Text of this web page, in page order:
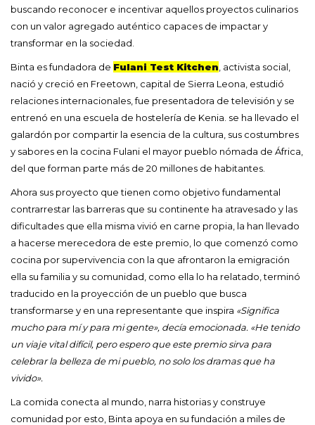
buscando reconocer e incentivar aquellos proyectos culinarios
con un valor agregado auténtico capaces de impactar y
transformar en la sociedad.
Binta es fundadora de Fulani Test Kitchen , activista social,
nació y creció en Freetown, capital de Sierra Leona, estudió
relaciones internacionales, fue presentadora de televisión y se
entrenó en una escuela de hostelería de Kenia. se ha llevado el
galardón por compartir la esencia de la cultura, sus costumbres
y sabores en la cocina Fulani el mayor pueblo nómada de África,
del que forman parte más de 20 millones de habitantes.
Ahora sus proyecto que tienen como objetivo fundamental
contrarrestar las barreras que su continente ha atravesado y las
dificultades que ella misma vivió en carne propia, la han llevado
a hacerse merecedora de este premio, lo que comenzó como
cocina por supervivencia con la que afrontaron la emigración
ella su familia y su comunidad, como ella lo ha relatado, terminó
traducido en la proyección de un pueblo que busca
transformarse y en una representante que inspira «Significa
mucho para mí y para mi gente», decía emocionada. «He tenido
un viaje vital difícil, pero espero que este premio sirva para
celebrar la belleza de mi pueblo, no solo los dramas que ha
vivido».
La comida conecta al mundo, narra historias y construye
comunidad por esto, Binta apoya en su fundación a miles de